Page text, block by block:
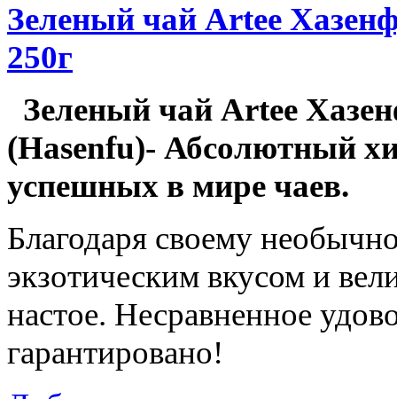
Зеленый чай Artee
250г
Зеленый чай Artee
(Hasenfu)- Абсолютный
успешных в мире чаев.
Благодаря своему
экзотическим вкусом и
настое. Несравненное
гарантировано!